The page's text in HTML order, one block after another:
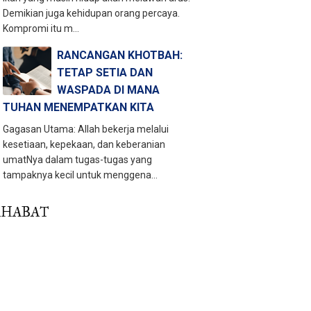
Demikian juga kehidupan orang percaya.
Kompromi itu m...
RANCANGAN KHOTBAH:
TETAP SETIA DAN
WASPADA DI MANA
TUHAN MENEMPATKAN KITA
Gagasan Utama: Allah bekerja melalui
kesetiaan, kepekaan, dan keberanian
umatNya dalam tugas-tugas yang
tampaknya kecil untuk menggena...